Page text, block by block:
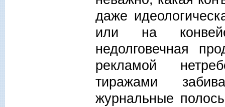
даже
или на
недолговечная
рекламой
тиражами
журнальные